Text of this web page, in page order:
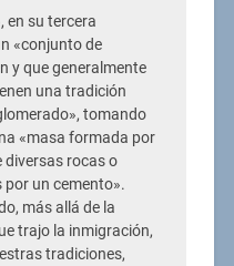
en su tercera
«conjunto de
y que generalmente
una tradición
tomando
«masa formada por
rocas o
un cemento».
más allá de la
trajo la inmigración,
tradiciones,